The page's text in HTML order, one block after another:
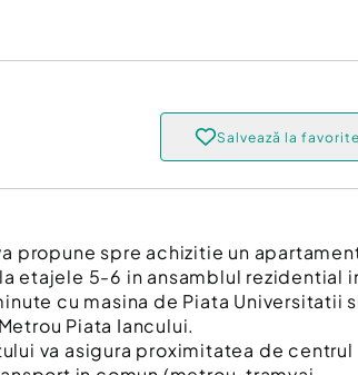
Salvează la favorite
propune spre achizitie un
etajele 5-6 in ansamblul rezidential
cu masina de Piata Universitatii
Piata Iancului.
va asigura proximitatea de centrul